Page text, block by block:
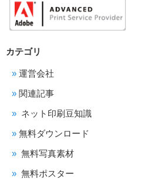
カテゴリ
運営会社
関連記事
ネット印刷豆知識
無料ダウンロード
無料写真素材
無料ポスター